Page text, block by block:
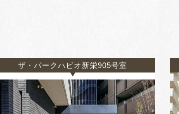
ザ・パークハビオ新栄905号室